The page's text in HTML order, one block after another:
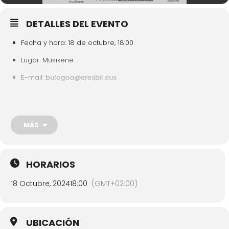
DETALLES DEL EVENTO
Fecha y hora: 18 de octubre, 18:00
Lugar: Musikene
E-mail: bulegoa@eresbil.eus
Idioma: CASTELLANO
Reservas: Inscripción previa
Organizada de manera conjunta entre Musikene, Eresbil y
Soinuenea, esta jornada propone un acercamiento a la
historia, aplicación, vigencia y futuro del cancionero popular
vasco, como herramienta indispensable de la transmisión
interpretación y la creación, nos darán claves significativas a
través de amenas charlas y tertulias así como experiencias
MÁS
HORARIOS
18 Octubre, 202418:00 (GMT+02:00)
UBICACIÓN